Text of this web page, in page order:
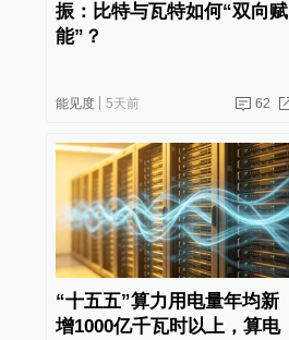
振：比特与瓦特如何“双向赋
能”？
能见度 5天前 62
“十五五”算力用电量年均新
增1000亿千瓦时以上，算电